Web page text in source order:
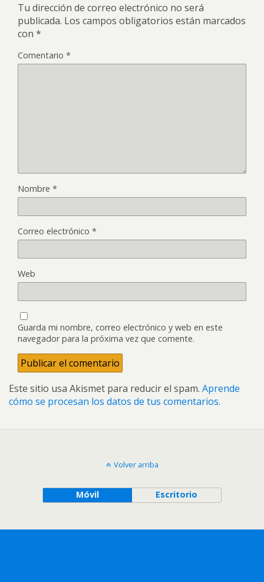
Tu dirección de correo electrónico no será
publicada. Los campos obligatorios están marcados
con *
Comentario *
Nombre *
Correo electrónico *
Web
Guarda mi nombre, correo electrónico y web en este
navegador para la próxima vez que comente.
Este sitio usa Akismet para reducir el spam. Aprende
cómo se procesan los datos de tus comentarios.
Volver arriba
Móvil Escritorio